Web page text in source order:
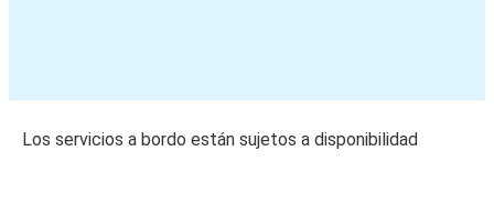
Los servicios a bordo están sujetos a disponibilidad